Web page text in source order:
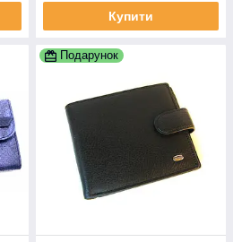
Купити
Подарунок